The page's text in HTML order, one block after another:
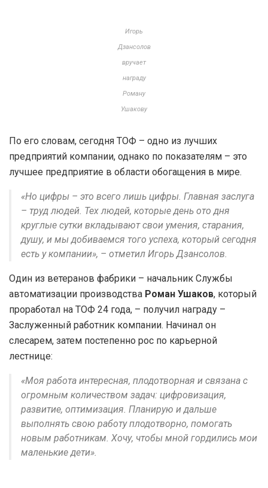
Игорь
Дзансолов
вручает
награду
Роману
Ушакову
По его словам, сегодня ТОФ – одно из лучших
предприятий компании, однако по показателям – это
лучшее предприятие в области обогащения в мире.
«Но цифры – это всего лишь цифры. Главная заслуга
– труд людей. Тех людей, которые день ото дня
круглые сутки вкладывают свои умения, старания,
душу, и мы добиваемся того успеха, который сегодня
есть у компании», – отметил Игорь Дзансолов.
Один из ветеранов фабрики – начальник Службы
автоматизации производства Роман Ушаков, который
проработал на ТОФ 24 года, – получил награду –
Заслуженный работник компании. Начинал он
слесарем, затем постепенно рос по карьерной
лестнице:
«Моя работа интересная, плодотворная и связана с
огромным количеством задач: цифровизация,
развитие, оптимизация. Планирую и дальше
выполнять свою работу плодотворно, помогать
новым работникам. Хочу, чтобы мной гордились мои
маленькие дети».